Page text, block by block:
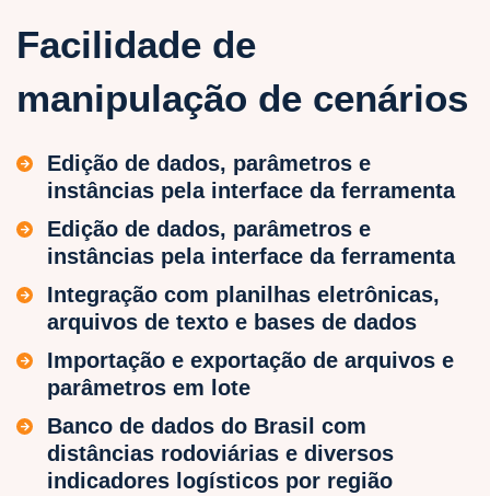
Facilidade de
manipulação de cenários
Edição de dados, parâmetros e
instâncias pela interface da ferramenta
Edição de dados, parâmetros e
instâncias pela interface da ferramenta
Integração com planilhas eletrônicas,
arquivos de texto e bases de dados
Importação e exportação de arquivos e
parâmetros em lote
Banco de dados do Brasil com
distâncias rodoviárias e diversos
indicadores logísticos por região